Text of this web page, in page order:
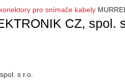
konektory pro snímače kabely
CZ, spol.